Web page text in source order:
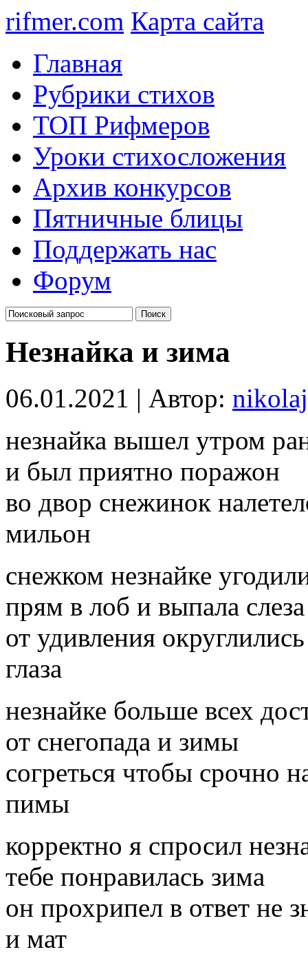
rifmer.com Карта сайта
Главная
Рубрики стихов
ТОП Рифмеров
Уроки стихосложения
Архив конкурсов
Пятничные блицы
Поддержать нас
Форум
Незнайка и зима
06.01.2021 | Автор: nikolaj
незнайка вышел утром
и был приятно поражон
во двор снежинок
мильон
снежком незнайке
прям в лоб и выпала слеза
от удивления округлились
глаза
незнайке больше всех
от снегопада и зимы
согреться чтобы срочно
пимы
корректно я спросил
тебе понравилась зима
он прохрипел в ответ не
и мат